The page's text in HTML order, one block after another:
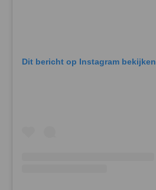
Dit bericht op Instagram bekijken